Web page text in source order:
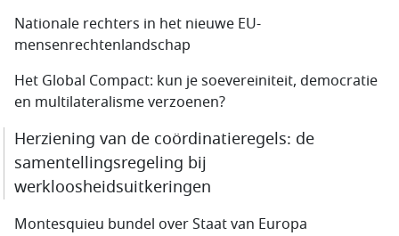
Nationale rechters in het nieuwe EU-
mensenrechtenlandschap
Het Global Compact: kun je soevereiniteit, democratie
en multilateralisme verzoenen?
Herziening van de coördinatieregels: de
samentellingsregeling bij
werkloosheidsuitkeringen
Montesquieu bundel over Staat van Europa